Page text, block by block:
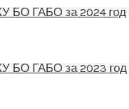
БО ГАБО за 2024 год
БО ГАБО за 2023 год